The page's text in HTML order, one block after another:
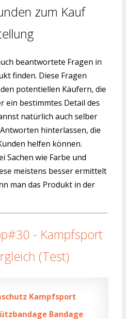
zum Kauf
beantwortete Fragen in
finden. Diese Fragen
potentiellen Käufern, die
ein bestimmtes Detail des
natürlich auch selber
hinterlassen, die
helfen können.
Sachen wie Farbe und
meistens besser ermittelt
man das Produkt in der
- Kampfsport
(Test)
Kampfsport
Bandage